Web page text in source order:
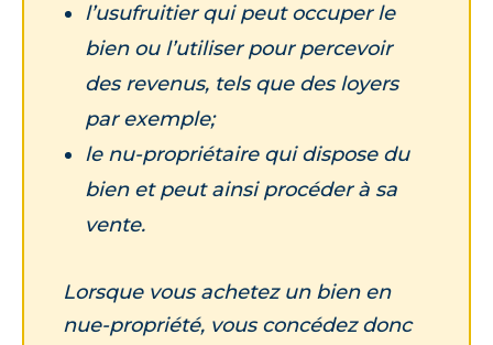
l’usufruitier qui peut occuper le
bien ou l’utiliser pour percevoir
des revenus, tels que des loyers
par exemple;
le nu-propriétaire qui dispose du
bien et peut ainsi procéder à sa
vente.
Lorsque vous achetez un bien en
nue-propriété, vous concédez donc